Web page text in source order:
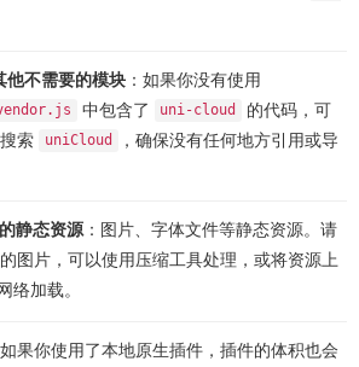
他不需要的模块：如果你没有使用
中包含了 uni-cloud
的代码，可
索
uniCloud
，确保没有任何地方引用或导
静态资源：图片、字体文件等静态资源。请
图片，可以使用压缩工具处理，或将资源上
络加载。
如果你使用了本地原生插件，插件的体积也会